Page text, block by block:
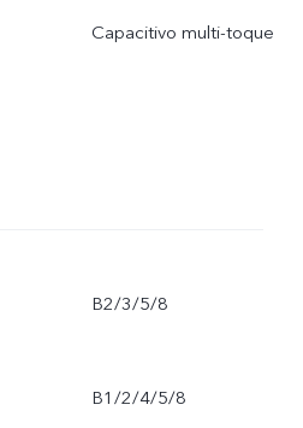
Capacitivo multi-toque
B2/3/5/8
B1/2/4/5/8